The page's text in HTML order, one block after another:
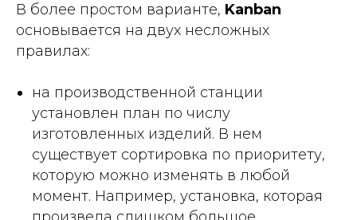
В более простом варианте, Kanban
основывается на двух несложных
правилах:
на производственной станции
установлен план по числу
изготовленных изделий. В нем
существует сортировка по приоритету,
которую можно изменять в любой
момент. Например, установка, которая